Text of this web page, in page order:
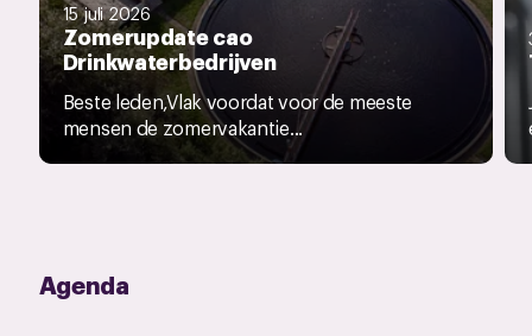
15 juli 2026
Zomerupdate cao
Drinkwaterbedrijven
Beste leden,Vlak voordat voor de meeste
mensen de zomervakantie...
Agenda